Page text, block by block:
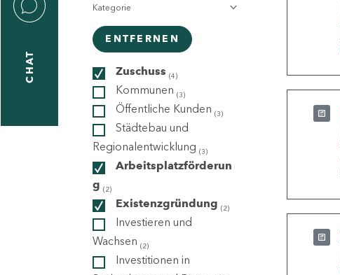
CHAT
Kategorie
ENTFERNEN
Zuschuss (4)
Kommunen (3)
Öffentliche Kunden (3)
Städtebau und
Regionalentwicklung (3)
Arbeitsplatzförderun
g (2)
Existenzgründung (2)
Investieren und
Wachsen (2)
Investitionen in